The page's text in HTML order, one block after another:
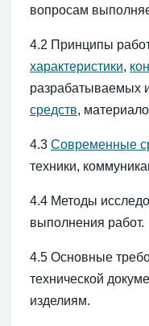
вопросам
4.2 Принципы
характеристики,
разрабатываемых
средств,
4.3 Современные
техники,
4.4 Методы
выполнения работ.
4.5 Основные
технической
изделиям.